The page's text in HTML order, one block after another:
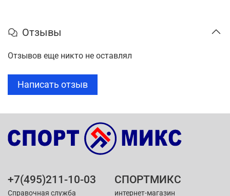
Отзывы
Отзывов еще никто не оставлял
Написать отзыв
+7(495)211-10-03
Справочная служба
СПОРТМИКС
интернет-магазин